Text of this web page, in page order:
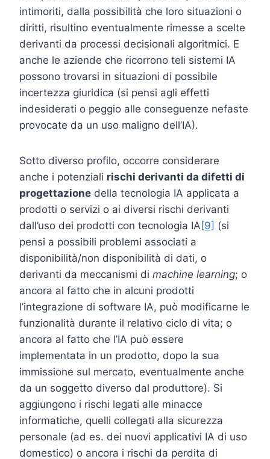
intimoriti, dalla possibilità che loro situazioni o
diritti, risultino eventualmente rimesse a scelte
derivanti da processi decisionali algoritmici. E
anche le aziende che ricorrono teli sistemi IA
possono trovarsi in situazioni di possibile
incertezza giuridica (si pensi agli effetti
indesiderati o peggio alle conseguenze nefaste
provocate da un uso maligno dell’IA).
Sotto diverso profilo, occorre considerare
anche i potenziali rischi derivanti da difetti di
progettazione della tecnologia IA applicata a
prodotti o servizi o ai diversi rischi derivanti
dall’uso dei prodotti con tecnologia IA [9] (si
pensi a possibili problemi associati a
disponibilità/non disponibilità di dati, o
derivanti da meccanismi di machine learning; o
ancora al fatto che in alcuni prodotti
l’integrazione di software IA, può modificarne le
funzionalità durante il relativo ciclo di vita; o
ancora al fatto che l’IA può essere
implementata in un prodotto, dopo la sua
immissione sul mercato, eventualmente anche
da un soggetto diverso dal produttore). Si
aggiungono i rischi legati alle minacce
informatiche, quelli collegati alla sicurezza
personale (ad es. dei nuovi applicativi IA di uso
domestico) o ancora i rischi da perdita di